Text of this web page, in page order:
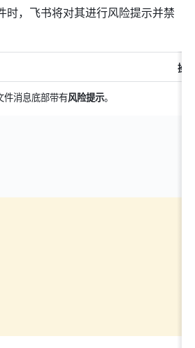
时，飞书将对其进行风险提示并禁
操
件消息底部带有风险提示。